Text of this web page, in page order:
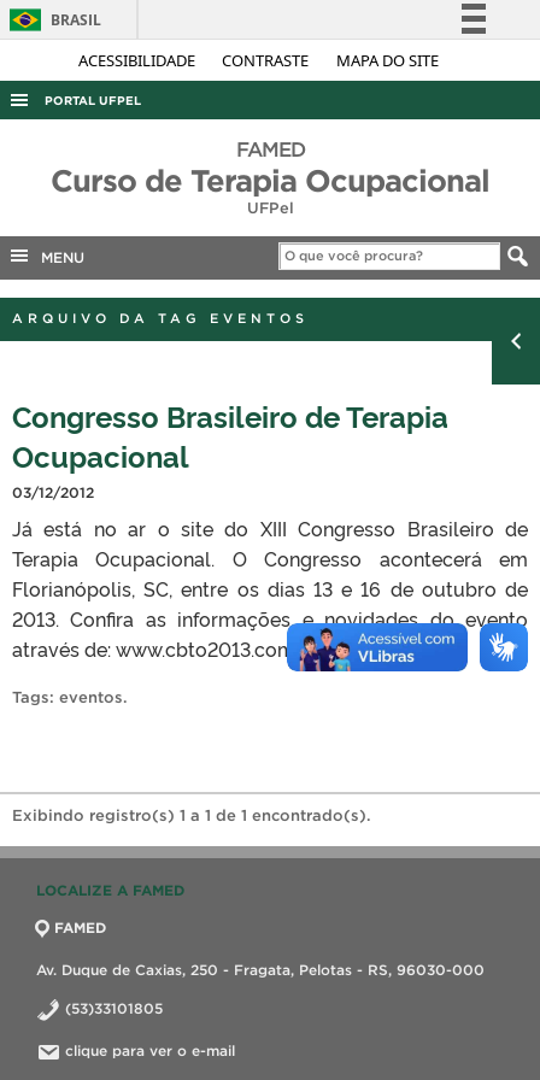
ACESSIBILIDADE CONTRASTE MAPA DO SITE
BRASIL
Simplifique!
Acesso à informação
Legislação
Canais
PORTAL UFPEL
AUDITORIA
CONCURSOS
PORTARIAS
TELEFONES
FAMED
Curso de Terapia Ocupacional
UFPel
MENU
ARQUIVO DA TAG EVENTOS
Congresso Brasileiro de Terapia
Ocupacional
03/12/2012
Já está no ar o site do XIII Congresso Brasileiro de
Terapia Ocupacional. O Congresso acontecerá em
Florianópolis, SC, entre os dias 13 e 16 de outubro de
2013. Confira as informações e novidades do evento
através de: www.cbto2013.com.br
Tags: eventos.
Exibindo registro(s) 1 a 1 de 1 encontrado(s).
LOCALIZE A FAMED
FAMED
Av. Duque de Caxias, 250 - Fragata, Pelotas - RS, 96030-000
(53)33101805
clique para ver o e-mail